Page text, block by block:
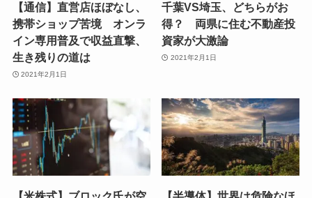
【通信】直営店ほぼなし、
携帯ショップ苦境 オンラ
イン専用普及で収益直撃、
生き残りの道は
2021年2月1日
千葉VS埼玉、どちらがお
得？ 両県に住む不動産投
資家が大激論
2021年2月1日